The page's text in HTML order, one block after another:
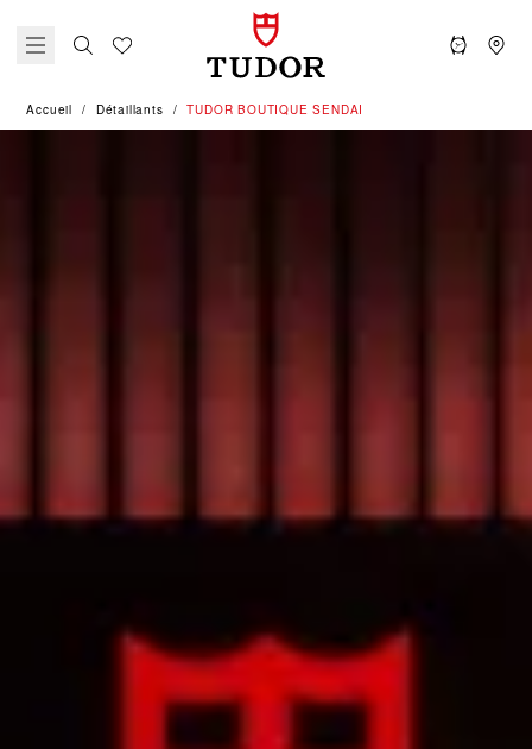
Accueil Détaillants ‭TUDOR BOUTIQUE SENDAI‬